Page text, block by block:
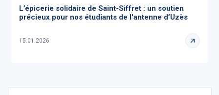
L’épicerie solidaire de Saint-Siffret : un soutien
précieux pour nos étudiants de l'antenne d’Uzès
15.01.2026